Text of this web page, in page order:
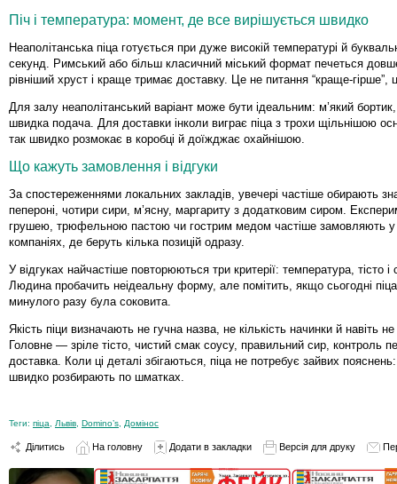
Піч і температура: момент, де все вирішується швидко
Неаполітанська піца готується при дуже високій температурі й
секунд. Римський або більш класичний міський формат печеться
рівніший хруст і краще тримає доставку. Це не питання “краще-гірше”,
Для залу неаполітанський варіант може бути ідеальним: м’який
швидка подача. Для доставки інколи виграє піца з трохи щільнішою
так швидко розмокає в коробці й доїжджає охайнішою.
Що кажуть замовлення і відгуки
За спостереженнями локальних закладів, увечері частіше обирають
пепероні, чотири сири, м’ясну, маргариту з додатковим сиром.
грушею, трюфельною пастою чи гострим медом частіше замовляють у
компаніях, де беруть кілька позицій одразу.
У відгуках найчастіше повторюються три критерії: температура, тісто і
Людина пробачить неідеальну форму, але помітить, якщо сьогодні
минулого разу була соковита.
Якість піци визначають не гучна назва, не кількість начинки й навіть
Головне — зріле тісто, чистий смак соусу, правильний сир, контроль
доставка. Коли ці деталі збігаються, піца не потребує зайвих пояснень:
швидко розбирають по шматках.
Теги: піца Львів Domino’s Домінос
Ділитись На головну Додати в закладки Версія для друку